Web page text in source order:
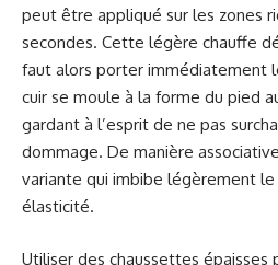
peut être appliqué sur les zones
secondes. Cette légère chauffe
faut alors porter immédiatement
cuir se moule à la forme du pied
gardant à l’esprit de ne pas
dommage. De manière
variante qui imbibe légèrement
élasticité.
Utiliser des chaussettes épaisses